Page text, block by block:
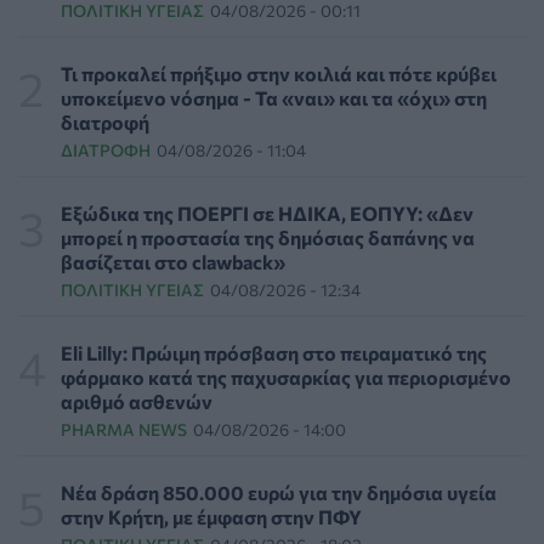
άγρια ζώα από τις φωτιές στη Δυτική Αττική
Βίντεο από την καμπάνια Raise Her Voice για την
έγκαιρη αναγνώριση της έμφυλης βίας με έμφαση στις
γυναίκες με αναπηρία
Τα κουνούπια τελικά έχουν πράγματι προτιμήσεις
στους ανθρώπους - Τι έδειξε έρευνα
ΥΓΕΊΑ 06/08/2026 - 15:00
Θεσσαλονίκη: Νέοι ψεκασμοί κατά των κουνουπιών
σε 120.000 στρέμματα ορυζώνων στις 10, 11 και 12
Αυγούστου
ΠΟΛΙΤΙΚΉ ΥΓΕΊΑΣ 06/08/2026 - 14:41
ΕΔΟΕΑΠ: Συστάσεις για τις επερχόμενες ζέστες -
Πότε πρέπει να απευθυνθούμε στον γιατρό μας
ΠΟΛΙΤΙΚΉ ΥΓΕΊΑΣ 04/08/2026 - 00:11
Τι προκαλεί πρήξιμο στην κοιλιά και πότε κρύβει
υποκείμενο νόσημα - Τα «ναι» και τα «όχι» στη
διατροφή
ΔΙΑΤΡΟΦΉ 04/08/2026 - 11:04
Εξώδικα της ΠΟΕΡΓΙ σε ΗΔΙΚΑ, ΕΟΠΥΥ: «Δεν
μπορεί η προστασία της δημόσιας δαπάνης να
βασίζεται στο clawback»
ΠΟΛΙΤΙΚΉ ΥΓΕΊΑΣ 04/08/2026 - 12:34
Eli Lilly: Πρώιμη πρόσβαση στο πειραματικό της
φάρμακο κατά της παχυσαρκίας για περιορισμένο
αριθμό ασθενών
PHARMA NEWS 04/08/2026 - 14:00
Νέα δράση 850.000 ευρώ για την δημόσια υγεία
στην Κρήτη, με έμφαση στην ΠΦΥ